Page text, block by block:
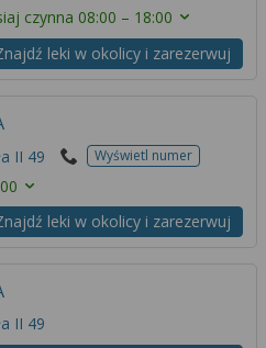
czynna 08:00 – 18:00
leki w okolicy i zarezerwuj
II 49 Wyświetl numer
leki w okolicy i zarezerwuj
II 49